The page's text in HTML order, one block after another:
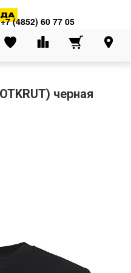
+7 (4852) 60 77 05
черная